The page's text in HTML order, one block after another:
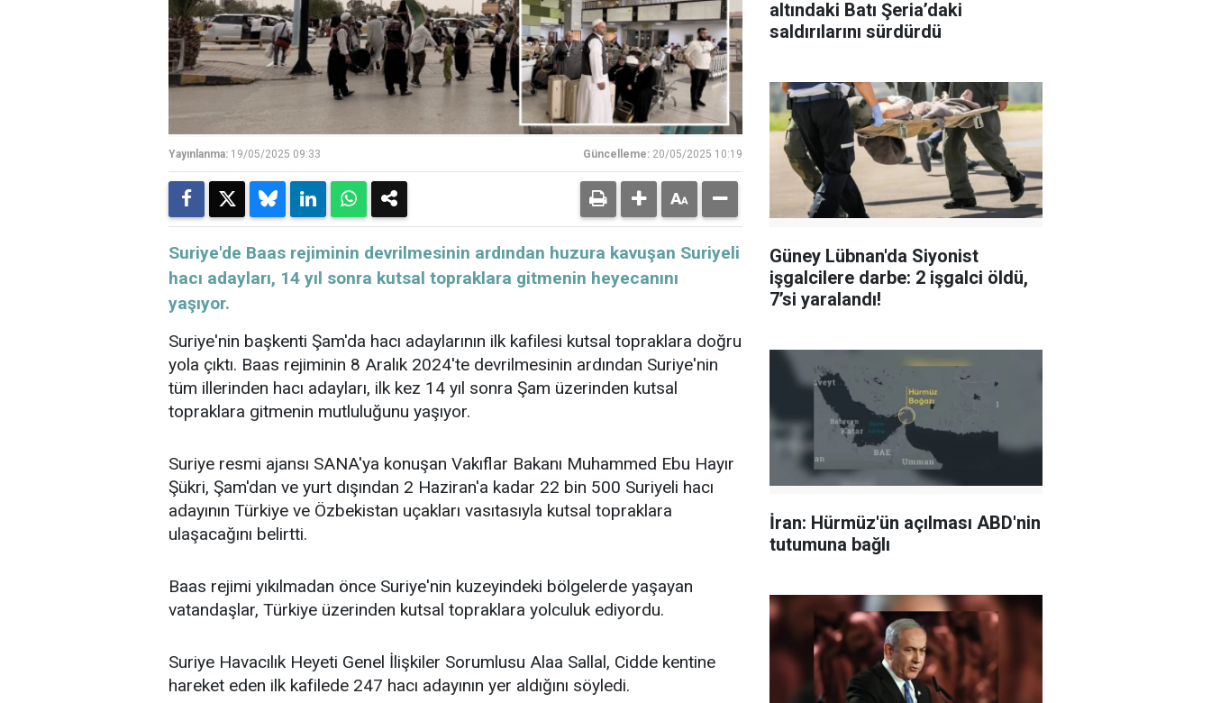
Yayınlanma: 19/05/2025 09:33 Güncelleme: 20/05/2025 10:19
Suriye'de Baas rejiminin devrilmesinin ardından huzura kavuşan Suriyeli
hacı adayları, 14 yıl sonra kutsal topraklara gitmenin heyecanını
yaşıyor.
Suriye'nin başkenti Şam'da hacı adaylarının ilk kafilesi kutsal topraklara doğru
yola çıktı. Baas rejiminin 8 Aralık 2024'te devrilmesinin ardından Suriye'nin
tüm illerinden hacı adayları, ilk kez 14 yıl sonra Şam üzerinden kutsal
topraklara gitmenin mutluluğunu yaşıyor.
Suriye resmi ajansı SANA'ya konuşan Vakıflar Bakanı Muhammed Ebu Hayır
Şükri, Şam'dan ve yurt dışından 2 Haziran'a kadar 22 bin 500 Suriyeli hacı
adayının Türkiye ve Özbekistan uçakları vasıtasıyla kutsal topraklara
ulaşacağını belirtti.
Baas rejimi yıkılmadan önce Suriye'nin kuzeyindeki bölgelerde yaşayan
vatandaşlar, Türkiye üzerinden kutsal topraklara yolculuk ediyordu.
Suriye Havacılık Heyeti Genel İlişkiler Sorumlusu Alaa Sallal, Cidde kentine
hareket eden ilk kafilede 247 hacı adayının yer aldığını söyledi.
altındaki Batı Şeria’daki
saldırılarını sürdürdü
Güney Lübnan'da Siyonist
işgalcilere darbe: 2 işgalci öldü,
7’si yaralandı!
İran: Hürmüz'ün açılması ABD'nin
tutumuna bağlı